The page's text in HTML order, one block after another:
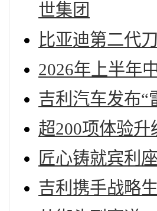
世集团
比亚迪第二代
2026年上半年
吉利汽车发布“
超200项体验升
匠心铸就宾利
吉利携手战略